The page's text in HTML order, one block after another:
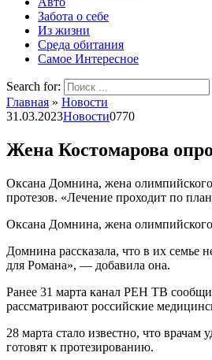
Забота о себе
Из жизни
Среда обитания
Самое Интересное
Search for:
Главная » Новости
31.03.2023Новости0770
Жена Костомарова
Оксана Домнина, жена
протезов. «Лечение проходит по
Оксана Домнина, жена
Домнина рассказала, что в их семье
для Романа», — добавила она.
Ранее 31 марта канал РЕН ТВ
рассматривают российские
28 марта стало известно, что
готовят к протезированию.